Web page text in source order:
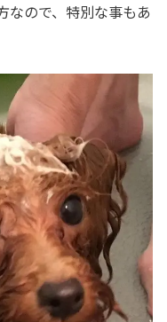
なので、特別な事もあ